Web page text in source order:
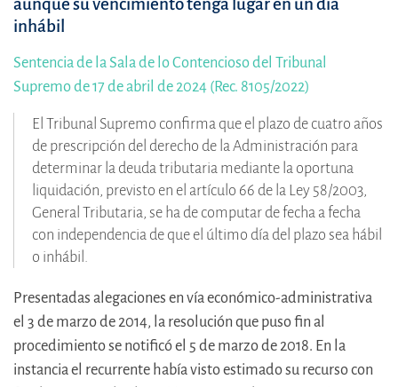
aunque su vencimiento tenga lugar en un día
inhábil
Sentencia de la Sala de lo Contencioso del Tribunal
Supremo de 17 de abril de 2024 (Rec. 8105/2022)
El Tribunal Supremo confirma que el plazo de cuatro años
de prescripción del derecho de la Administración para
determinar la deuda tributaria mediante la oportuna
liquidación, previsto en el artículo 66 de la Ley 58/2003,
General Tributaria, se ha de computar de fecha a fecha
con independencia de que el último día del plazo sea hábil
o inhábil.
Presentadas alegaciones en vía económico-administrativa
el 3 de marzo de 2014, la resolución que puso fin al
procedimiento se notificó el 5 de marzo de 2018. En la
instancia el recurrente había visto estimado su recurso con